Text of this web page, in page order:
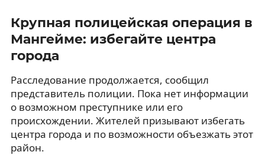
Крупная полицейская операция в
Мангейме: избегайте центра
города
Расследование продолжается, сообщил
представитель полиции. Пока нет информации
о возможном преступнике или его
происхождении. Жителей призывают избегать
центра города и по возможности объезжать этот
район.